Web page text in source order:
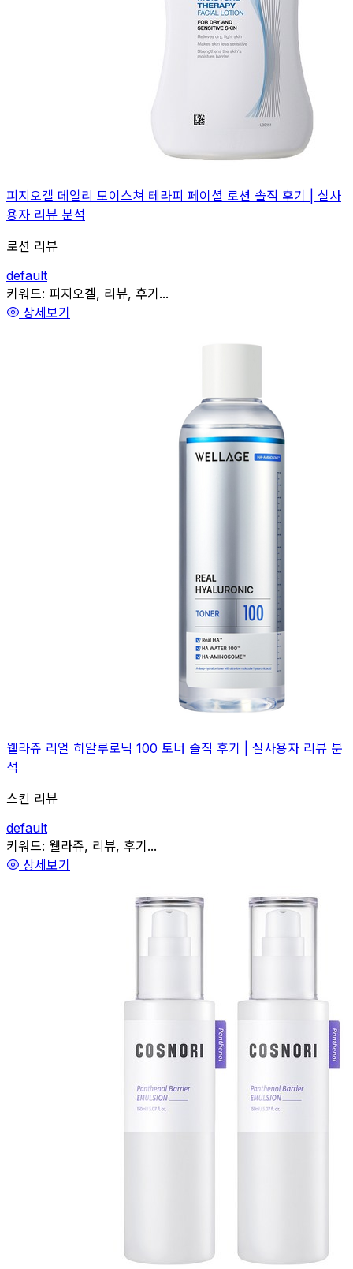
피지오겔 데일리 모이스쳐 테라피 페이셜 로션 솔직 후기 | 실사
용자 리뷰 분석
로션 리뷰
default
관련
키워드: 피지오겔, 리뷰, 후기...
상세보기
웰라쥬 리얼 히알루로닉 100 토너 솔직 후기 | 실사용자 리뷰 분
석
스킨 리뷰
default
관련
키워드: 웰라쥬, 리뷰, 후기...
상세보기